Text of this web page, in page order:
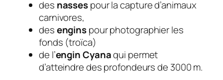
des nassespour la capture d’animaux
carnivores,
desenginspour photographier les
fonds (troïca)
de l’engin Cyanaqui permet
d’atteindre des profondeurs de 3000 m.